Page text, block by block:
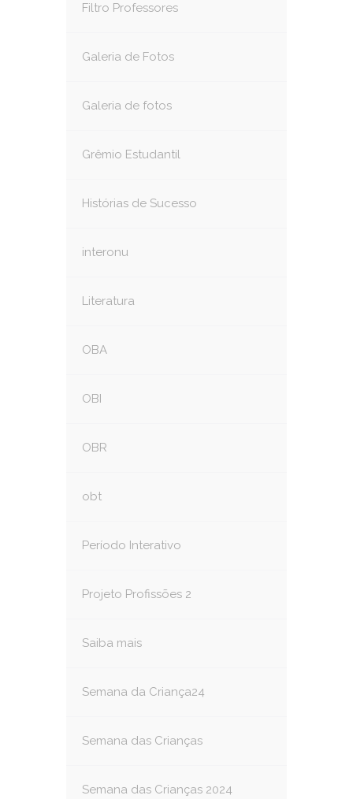
Filtro Professores
Galeria de Fotos
Galeria de fotos
Grêmio Estudantil
Histórias de Sucesso
interonu
Literatura
OBA
OBI
OBR
obt
Período Interativo
Projeto Profissões 2
Saiba mais
Semana da Criança24
Semana das Crianças
Semana das Crianças 2024